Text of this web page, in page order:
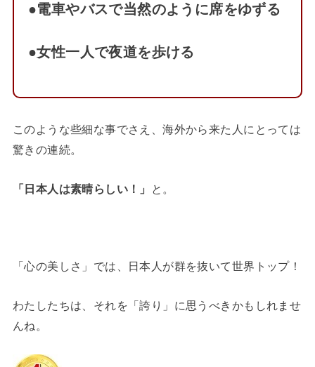
●電車やバスで当然のように席をゆずる
●女性一人で夜道を歩ける
このような些細な事でさえ、海外から来た人にとっては
驚きの連続。
「日本人は素晴らしい！」 と。
「心の美しさ」では、日本人が群を抜いて世界トップ！
わたしたちは、それを「誇り」に思うべきかもしれませ
んね。